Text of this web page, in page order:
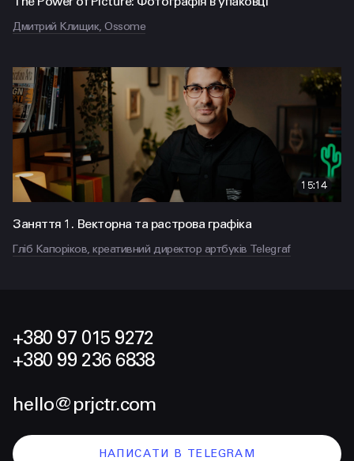
Дмитрий Клищик, Ossome
15:14
Заняття 1. Векторна та растрова графіка
Гліб Капоріков, креативний директор артбуків Telegraf
+380 97 015 9272
+380 99 236 6838
hello@prjctr.com
НАПИСАТИ В TELEGRAM